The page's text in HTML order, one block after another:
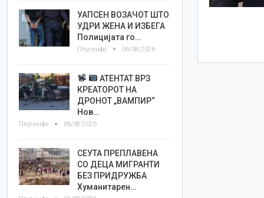
УАПСЕН ВОЗАЧОТ ШТО
УДРИ ЖЕНА И ИЗБЕГА
Полицијата го…
Плусинфо 06/08/2026
АТЕНТАТ ВРЗ
КРЕАТОРОТ НА
ДРОНОТ „ВАМПИР“
Нов…
Плусинфо 06/08/2026
СЕУТА ПРЕПЛАВЕНА
СО ДЕЦА МИГРАНТИ
БЕЗ ПРИДРУЖБА
Хуманитарен…